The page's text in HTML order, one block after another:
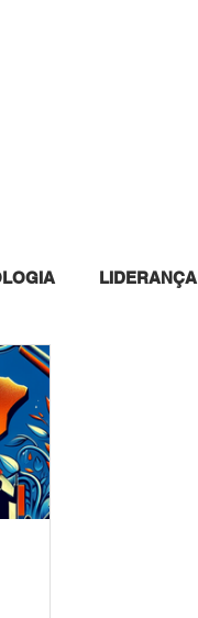
LIDERANÇA